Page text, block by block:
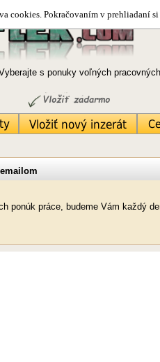
cookies. Pokračovaním v prehliadaní
s ponuky voľných
ponúk práce, budeme Vám každý